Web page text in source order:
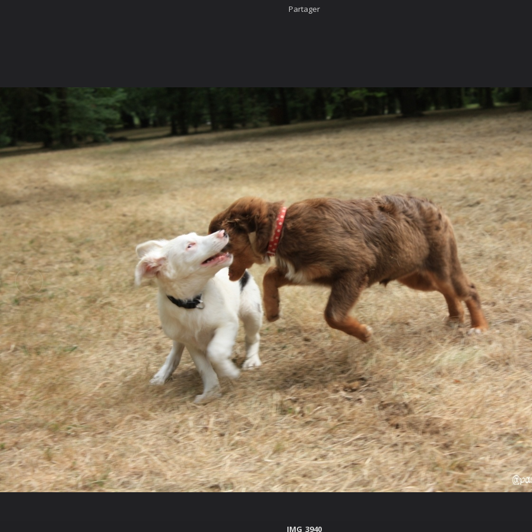
GALERIE
Explorer Localisations Tags Cloud
CONCOURS PHOTO MEMBRES
Galerie Daphniiis Eden
IMG_3940
Forum de discussions francophone des
passionnés du Border Collie.
aujourd'hui la communauté grandissante des
amoureux de cette race d'exception.
Galerie
Devenir animateur
Nous contacter
Ouvrir laNavigation Rapide
Forum software by XenForo © 2010-2019 XenForo Ltd.Le forum est hébergé parWebdomain.com.
Some XenForo functionality crafted byThemeHouse.
Partager
IMG_3940